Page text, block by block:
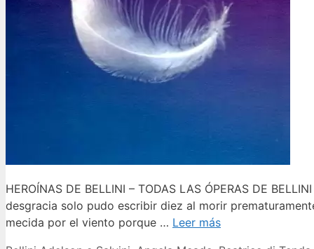
HEROÍNAS DE BELLINI – TODAS LAS ÓPERAS DE
desgracia solo pudo escribir diez al morir
mecida por el viento porque … Leer más